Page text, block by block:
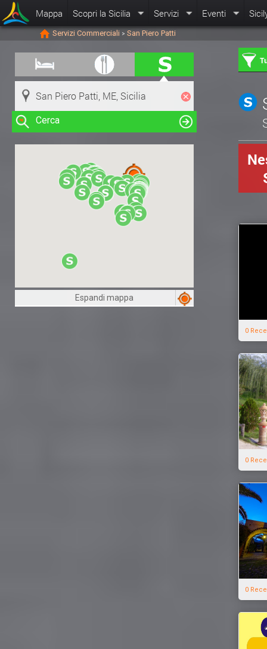
Mappa Scopri la Sicilia Servizi Eventi
Servizi Commerciali > San Piero Patti
Cerca
Clicca su una risorsa nella mappa
per visualizzare le informazioni
Espandi mappa
0
0
0